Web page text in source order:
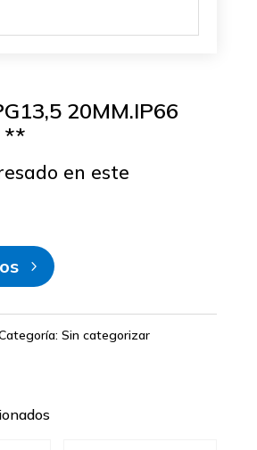
20MM.IP66
**
en este
Sin categorizar